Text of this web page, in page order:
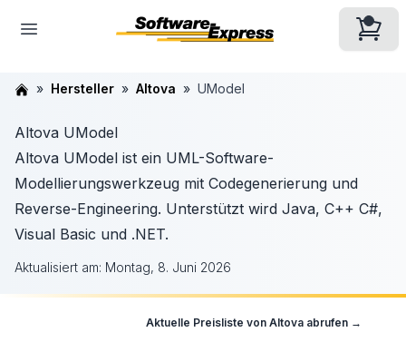
Hersteller Altova UModel
Altova UModel
Altova UModel ist ein UML-Software-
Modellierungswerkzeug mit Codegenerierung und
Reverse-Engineering. Unterstützt wird Java, C++ C#,
Visual Basic und .NET.
Aktualisiert am: Montag, 8. Juni 2026
Aktuelle Preisliste von Altova abrufen →